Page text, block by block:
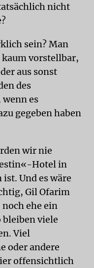
nicht
sein? Man
vorstellbar,
aus sonst
des
es
gegeben haben
wir nie
Hotel in
Und es wäre
Gil Ofarim
ehe ein
bleiben viele
Viel
oder andere
offensichtlich